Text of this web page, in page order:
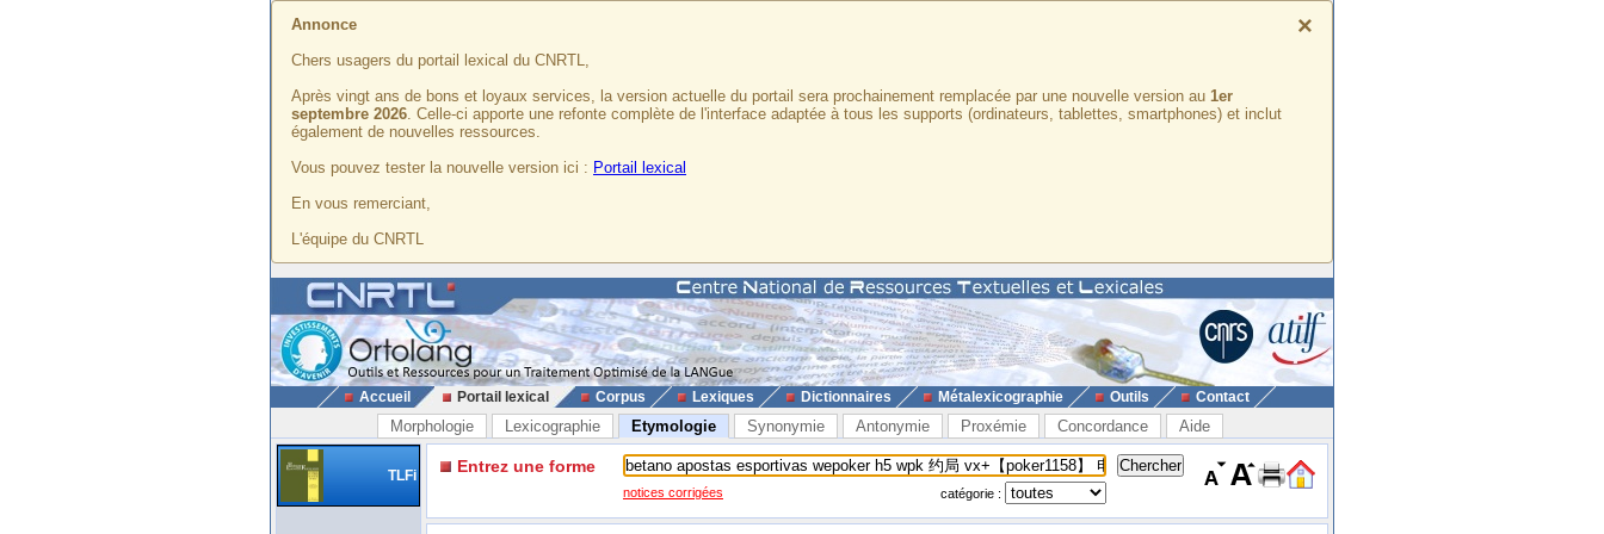
×
Annonce
Chers usagers du portail lexical du CNRTL,
Après vingt ans de bons et loyaux services, la version actuelle du portail sera prochainement remplacée par une nouvelle version au 1er
septembre 2026. Celle-ci apporte une refonte complète de l'interface adaptée à tous les supports (ordinateurs, tablettes, smartphones) et inclut
également de nouvelles ressources.
Vous pouvez tester la nouvelle version ici : Portail lexical
En vous remerciant,
L'équipe du CNRTL
Accueil Portail lexical Corpus Lexiques Dictionnaires Métalexicographie Outils Contact
Morphologie Lexicographie Etymologie Synonymie Antonymie Proxémie Concordance Aide
TLFi Entrez une forme
notices corrigées catégorie :